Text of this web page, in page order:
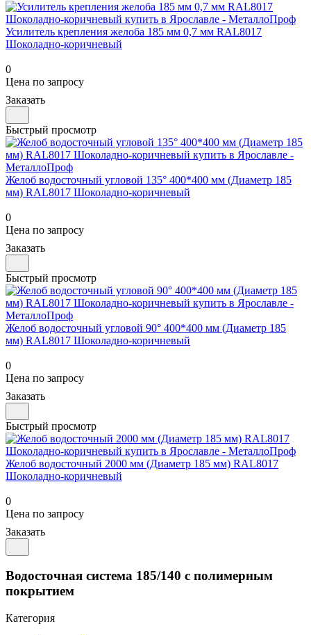
Усилитель крепления желоба 185 мм 0,7 мм RAL8017
Шоколадно-коричневый
0
Цена по запросу
Заказать
Быстрый просмотр
Желоб водосточный угловой 135° 400*400 мм (Диаметр 185
мм) RAL8017 Шоколадно-коричневый
0
Цена по запросу
Заказать
Быстрый просмотр
Желоб водосточный угловой 90° 400*400 мм (Диаметр 185
мм) RAL8017 Шоколадно-коричневый
0
Цена по запросу
Заказать
Быстрый просмотр
Желоб водосточный 2000 мм (Диаметр 185 мм) RAL8017
Шоколадно-коричневый
0
Цена по запросу
Заказать
Водосточная система 185/140 с полимерным
покрытием
Категория